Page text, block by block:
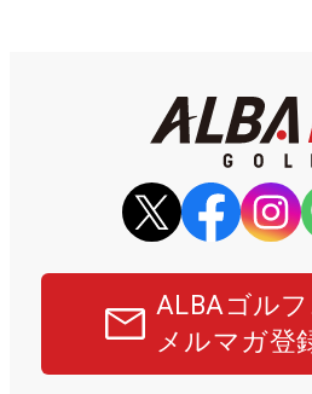
ALBAゴル
メルマガ登